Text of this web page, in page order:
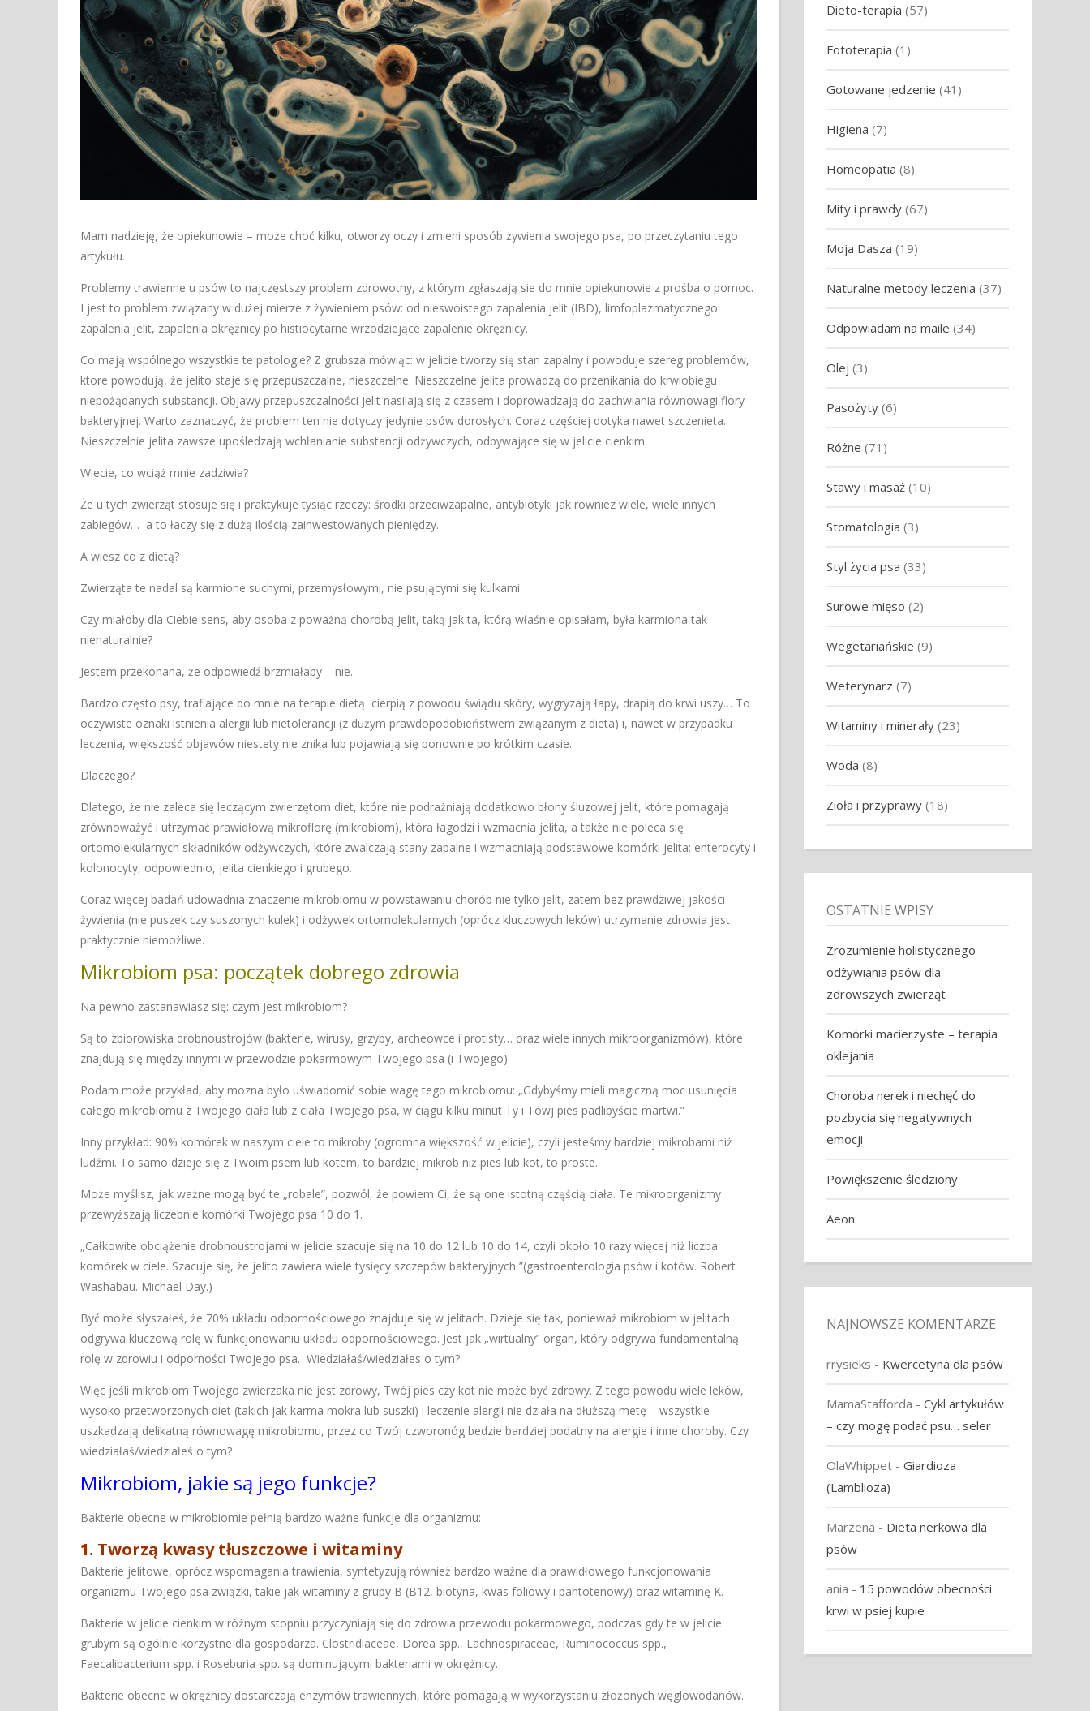
Mam nadzieję, że opiekunowie – może choć kilku, otworzy oczy i zmieni sposób żywienia swojego psa, po przeczytaniu tego
artykułu.
Problemy trawienne u psów to najczęstszy problem zdrowotny, z którym zgłaszają sie do mnie opiekunowie z prośba o pomoc.
I jest to problem związany w dużej mierze z żywieniem psów: od nieswoistego zapalenia jelit (IBD), limfoplazmatycznego
zapalenia jelit, zapalenia okrężnicy po histiocytarne wrzodziejące zapalenie okrężnicy.
Co mają wspólnego wszystkie te patologie? Z grubsza mówiąc: w jelicie tworzy się stan zapalny i powoduje szereg problemów,
ktore powodują, że jelito staje się przepuszczalne, nieszczelne. Nieszczelne jelita prowadzą do przenikania do krwiobiegu
niepożądanych substancji. Objawy przepuszczalności jelit nasilają się z czasem i doprowadzają do zachwiania równowagi flory
bakteryjnej. Warto zaznaczyć, że problem ten nie dotyczy jedynie psów dorosłych. Coraz częściej dotyka nawet szczenieta.
Nieszczelnie jelita zawsze upośledzają wchłanianie substancji odżywczych, odbywające się w jelicie cienkim.
Wiecie, co wciąż mnie zadziwia?
Że u tych zwierząt stosuje się i praktykuje tysiąc rzeczy: środki przeciwzapalne, antybiotyki jak rowniez wiele, wiele innych
zabiegów… a to łaczy się z dużą ilością zainwestowanych pieniędzy.
A wiesz co z dietą?
Zwierząta te nadal są karmione suchymi, przemysłowymi, nie psującymi się kulkami.
Czy miałoby dla Ciebie sens, aby osoba z poważną chorobą jelit, taką jak ta, którą właśnie opisałam, była karmiona tak
nienaturalnie?
Jestem przekonana, że odpowiedź brzmiałaby – nie.
Bardzo często psy, trafiające do mnie na terapie dietą cierpią z powodu świądu skóry, wygryzają łapy, drapią do krwi uszy… To
oczywiste oznaki istnienia alergii lub nietolerancji (z dużym prawdopodobieństwem związanym z dieta) i, nawet w przypadku
leczenia, większość objawów niestety nie znika lub pojawiają się ponownie po krótkim czasie.
Dlaczego?
Dlatego, że nie zaleca się leczącym zwierzętom diet, które nie podrażniają dodatkowo błony śluzowej jelit, które pomagają
zrównoważyć i utrzymać prawidłową mikroflorę (mikrobiom), która łagodzi i wzmacnia jelita, a także nie poleca się
ortomolekularnych składników odżywczych, które zwalczają stany zapalne i wzmacniają podstawowe komórki jelita: enterocyty i
kolonocyty, odpowiednio, jelita cienkiego i grubego.
Coraz więcej badań udowadnia znaczenie mikrobiomu w powstawaniu chorób nie tylko jelit, zatem bez prawdziwej jakości
żywienia (nie puszek czy suszonych kulek) i odżywek ortomolekularnych (oprócz kluczowych leków) utrzymanie zdrowia jest
praktycznie niemożliwe.
Mikrobiom psa: początek dobrego zdrowia
Na pewno zastanawiasz się: czym jest mikrobiom?
Są to zbiorowiska drobnoustrojów (bakterie, wirusy, grzyby, archeowce i protisty… oraz wiele innych mikroorganizmów), które
znajdują się między innymi w przewodzie pokarmowym Twojego psa (i Twojego).
Podam może przykład, aby mozna było uświadomić sobie wagę tego mikrobiomu: „Gdybyśmy mieli magiczną moc usunięcia
całego mikrobiomu z Twojego ciała lub z ciała Twojego psa, w ciągu kilku minut Ty i Tówj pies padlibyście martwi.”
Inny przykład: 90% komórek w naszym ciele to mikroby (ogromna większość w jelicie), czyli jesteśmy bardziej mikrobami niż
ludźmi. To samo dzieje się z Twoim psem lub kotem, to bardziej mikrob niż pies lub kot, to proste.
Może myślisz, jak ważne mogą być te „robale”, pozwól, że powiem Ci, że są one istotną częścią ciała. Te mikroorganizmy
przewyższają liczebnie komórki Twojego psa 10 do 1.
„Całkowite obciążenie drobnoustrojami w jelicie szacuje się na 10 do 12 lub 10 do 14, czyli około 10 razy więcej niż liczba
komórek w ciele. Szacuje się, że jelito zawiera wiele tysięcy szczepów bakteryjnych ”(gastroenterologia psów i kotów. Robert
Washabau. Michael Day.)
Być może słyszałeś, że 70% układu odpornościowego znajduje się w jelitach. Dzieje się tak, ponieważ mikrobiom w jelitach
odgrywa kluczową rolę w funkcjonowaniu układu odpornościowego. Jest jak „wirtualny” organ, który odgrywa fundamentalną
rolę w zdrowiu i odporności Twojego psa. Wiedziałaś/wiedziałes o tym?
Więc jeśli mikrobiom Twojego zwierzaka nie jest zdrowy, Twój pies czy kot nie może być zdrowy. Z tego powodu wiele leków,
wysoko przetworzonych diet (takich jak karma mokra lub suszki) i leczenie alergii nie działa na dłuższą metę – wszystkie
uszkadzają delikatną równowagę mikrobiomu, przez co Twój czworonóg bedzie bardziej podatny na alergie i inne choroby. Czy
wiedziałaś/wiedziałeś o tym?
Mikrobiom, jakie są jego funkcje?
Bakterie obecne w mikrobiomie pełnią bardzo ważne funkcje dla organizmu:
1. Tworzą kwasy tłuszczowe i witaminy
Bakterie jelitowe, oprócz wspomagania trawienia, syntetyzują również bardzo ważne dla prawidłowego funkcjonowania
organizmu Twojego psa związki, takie jak witaminy z grupy B (B12, biotyna, kwas foliowy i pantotenowy) oraz witaminę K.
Bakterie w jelicie cienkim w różnym stopniu przyczyniają się do zdrowia przewodu pokarmowego, podczas gdy te w jelicie
grubym są ogólnie korzystne dla gospodarza. Clostridiaceae, Dorea spp., Lachnospiraceae, Ruminococcus spp.,
Faecalibacterium spp. i Roseburia spp. są dominującymi bakteriami w okrężnicy.
Bakterie obecne w okrężnicy dostarczają enzymów trawiennych, które pomagają w wykorzystaniu złożonych węglowodanów.
Dieto-terapia (57)
Fototerapia (1)
Gotowane jedzenie (41)
Higiena (7)
Homeopatia (8)
Mity i prawdy (67)
Moja Dasza (19)
Naturalne metody leczenia (37)
Odpowiadam na maile (34)
Olej (3)
Pasożyty (6)
Różne (71)
Stawy i masaż (10)
Stomatologia (3)
Styl życia psa (33)
Surowe mięso (2)
Wegetariańskie (9)
Weterynarz (7)
Witaminy i minerały (23)
Woda (8)
Zioła i przyprawy (18)
OSTATNIE WPISY
Zrozumienie holistycznego
odżywiania psów dla
zdrowszych zwierząt
Komórki macierzyste – terapia
oklejania
Choroba nerek i niechęć do
pozbycia się negatywnych
emocji
Powiększenie śledziony
Aeon
NAJNOWSZE KOMENTARZE
rrysieks - Kwercetyna dla psów
MamaStafforda -Cykl artykułów
– czy mogę podać psu… seler
OlaWhippet -Giardioza
(Lamblioza)
Marzena - Dieta nerkowa dla
psów
ania - 15 powodów obecności
krwi w psiej kupie